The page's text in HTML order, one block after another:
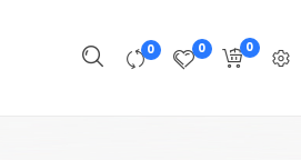
0 0 0